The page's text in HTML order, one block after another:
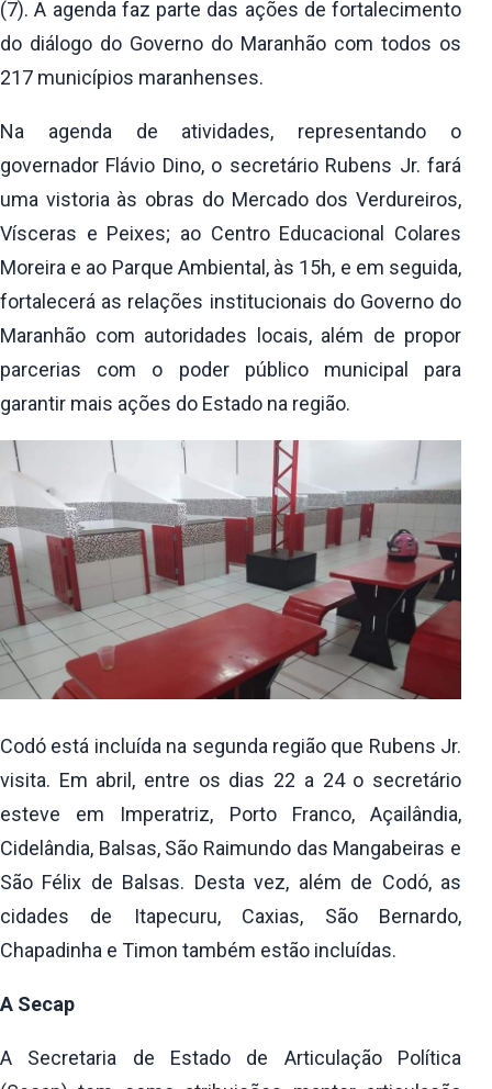
(7). A agenda faz parte das ações de fortalecimento
do diálogo do Governo do Maranhão com todos os
217 municípios maranhenses.
Na agenda de atividades, representando o
governador Flávio Dino, o secretário Rubens Jr. fará
uma vistoria às obras do Mercado dos Verdureiros,
Vísceras e Peixes; ao Centro Educacional Colares
Moreira e ao Parque Ambiental, às 15h, e em seguida,
fortalecerá as relações institucionais do Governo do
Maranhão com autoridades locais, além de propor
parcerias com o poder público municipal para
garantir mais ações do Estado na região.
Codó está incluída na segunda região que Rubens Jr.
visita. Em abril, entre os dias 22 a 24 o secretário
esteve em Imperatriz, Porto Franco, Açailândia,
Cidelândia, Balsas, São Raimundo das Mangabeiras e
São Félix de Balsas. Desta vez, além de Codó, as
cidades de Itapecuru, Caxias, São Bernardo,
Chapadinha e Timon também estão incluídas.
A Secap
A Secretaria de Estado de Articulação Política